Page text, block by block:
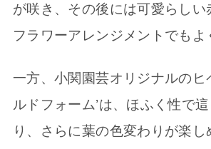
が咲き、その後には可愛らしい
フラワーアレンジメントでもよ
一方、小関園芸オリジナルのヒ
ルドフォーム’は、ほふく性で
り、さらに葉の色変わりが楽し